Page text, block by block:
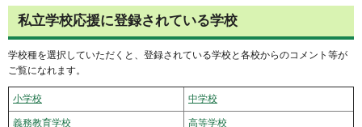
私立学校応援に登録されている学校
学校種を選択していただくと、登録されている学校と各校からのコメント等が
ご覧になれます。
小学校 中学校
義務教育学校 高等学校